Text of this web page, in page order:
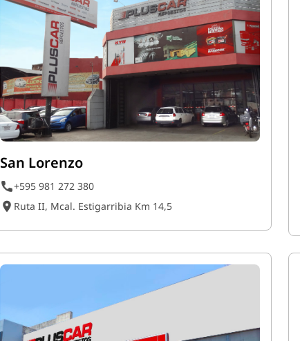
San Lorenzo
+595 981 272 380
Ruta II, Mcal. Estigarribia Km 14,5